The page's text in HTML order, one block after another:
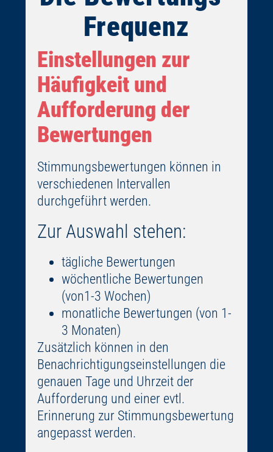
Frequenz
Einstellungen zur
Häufigkeit und
Aufforderung der
Bewertungen
Stimmungsbewertungen können in
verschiedenen Intervallen
durchgeführt werden.
Zur Auswahl stehen:
tägliche Bewertungen
wöchentliche Bewertungen
(von1-3 Wochen)
monatliche Bewertungen (von 1-
3 Monaten)
Zusätzlich können in den
Benachrichtigungseinstellungen die
genauen Tage und Uhrzeit der
Aufforderung und einer evtl.
Erinnerung zur Stimmungsbewertung
angepasst werden.